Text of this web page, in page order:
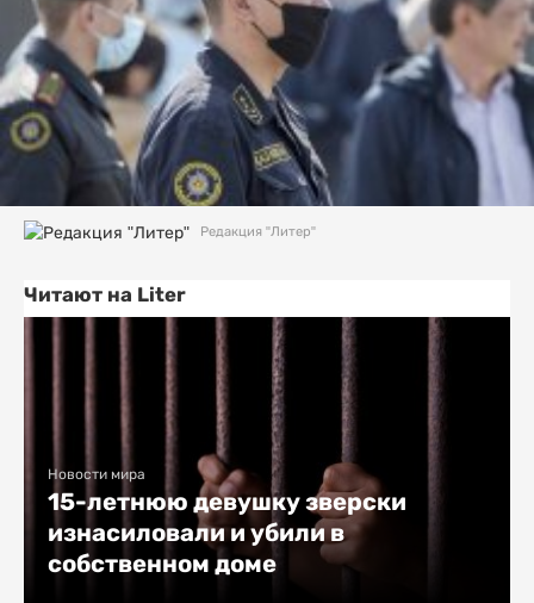
Редакция "Литер"
Читают на Liter
Новости мира
15-летнюю девушку зверски
изнасиловали и убили в
собственном доме